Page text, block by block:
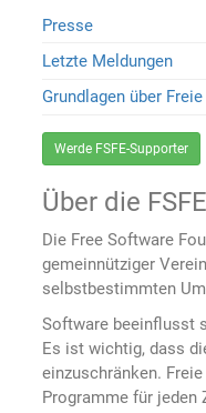
Presse
Letzte Meldungen
Grundlagen über
Werde FSFE-Supporter
Über die FSFE
Die Free Software
gemeinnütziger
selbstbestimmten
Software beeinflusst
Es ist wichtig, dass
einzuschränken.
Programme für jeden